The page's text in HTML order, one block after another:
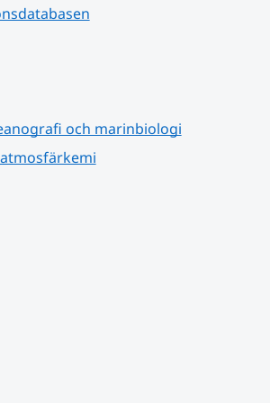
annan webbplats.
och marinbiologi
webbplats.
webbplats.